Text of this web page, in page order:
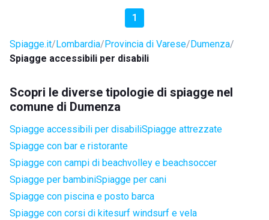
1
Spiagge.it Lombardia Provincia di Varese Dumenza
Spiagge accessibili per disabili
Scopri le diverse tipologie di spiagge nel
comune di Dumenza
Spiagge accessibili per disabiliSpiagge attrezzate
Spiagge con bar e ristorante
Spiagge con campi di beachvolley e beachsoccer
Spiagge per bambiniSpiagge per cani
Spiagge con piscina e posto barca
Spiagge con corsi di kitesurf windsurf e vela